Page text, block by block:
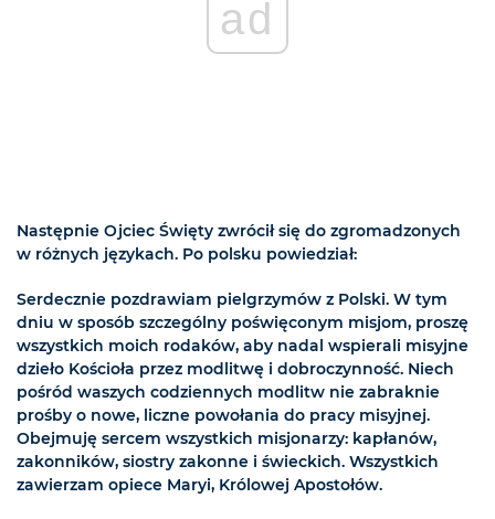
ad
Następnie Ojciec Święty zwrócił się do zgromadzonych
w różnych językach. Po polsku powiedział:
Serdecznie pozdrawiam pielgrzymów z Polski. W tym
dniu w sposób szczególny poświęconym misjom, proszę
wszystkich moich rodaków, aby nadal wspierali misyjne
dzieło Kościoła przez modlitwę i dobroczynność. Niech
pośród waszych codziennych modlitw nie zabraknie
prośby o nowe, liczne powołania do pracy misyjnej.
Obejmuję sercem wszystkich misjonarzy: kapłanów,
zakonników, siostry zakonne i świeckich. Wszystkich
zawierzam opiece Maryi, Królowej Apostołów.